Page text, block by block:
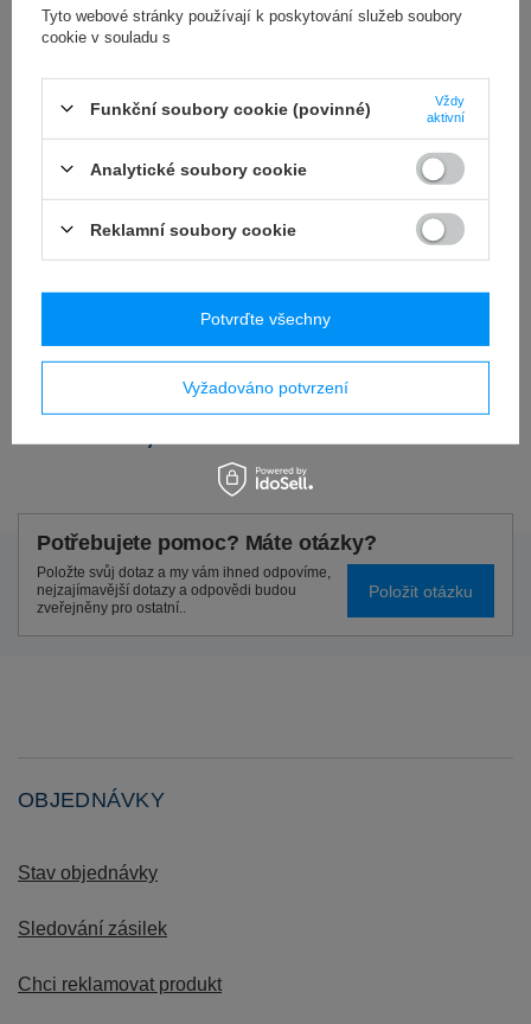
OSTATNIO CIĘ
INTERESOWAŁO
Potřebujete pomoc? Máte otázky?
Položte svůj dotaz a my vám ihned odpovíme,
nejzajímavější dotazy a odpovědi budou
zveřejněny pro ostatní..
Položit otázku
OBJEDNÁVKY
Stav objednávky
Sledování zásilek
Chci reklamovat produkt
Tyto webové stránky používají k poskytování služeb soubory
cookie v souladu s
Funkční soubory cookie (povinné)
Vždy
aktivní
Analytické soubory cookie
Reklamní soubory cookie
Vyžadováno potvrzení
Potvrďte všechny